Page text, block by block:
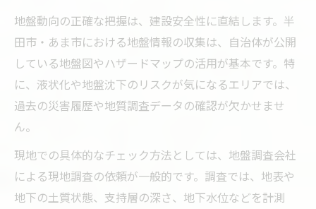
地盤動向の正確な把握は、建設安全性に直結します。半
田市・あま市における地盤情報の収集は、自治体が公開
している地盤図やハザードマップの活用が基本です。特
に、液状化や地盤沈下のリスクが気になるエリアでは、
過去の災害履歴や地質調査データの確認が欠かせませ
ん。
現地での具体的なチェック方法としては、地盤調査会社
による現地調査の依頼が一般的です。調査では、地表や
地下の土質状態、支持層の深さ、地下水位などを計測